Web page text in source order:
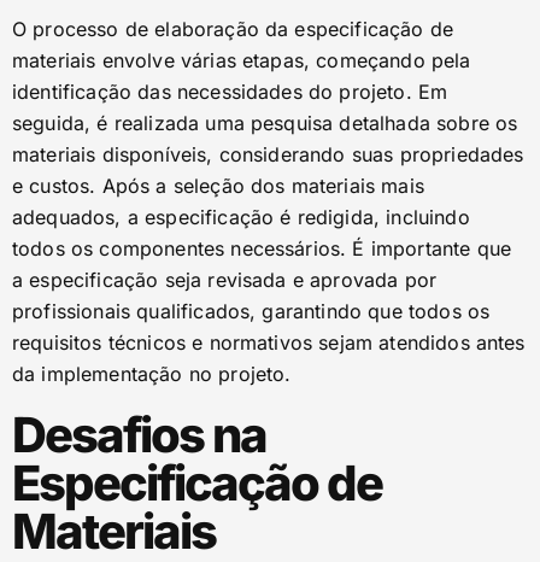
O processo de elaboração da especificação de
materiais envolve várias etapas, começando pela
identificação das necessidades do projeto. Em
seguida, é realizada uma pesquisa detalhada sobre os
materiais disponíveis, considerando suas propriedades
e custos. Após a seleção dos materiais mais
adequados, a especificação é redigida, incluindo
todos os componentes necessários. É importante que
a especificação seja revisada e aprovada por
profissionais qualificados, garantindo que todos os
requisitos técnicos e normativos sejam atendidos antes
da implementação no projeto.
Desafios na
Especificação de
Materiais